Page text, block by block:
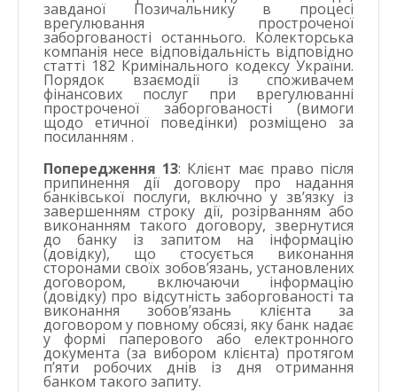
завданої Позичальнику в процесі
врегулювання простроченої
заборгованості останнього. Колекторська
компанія несе відповідальність відповідно
статті 182 Кримінального кодексу України.
Порядок взаємодії із споживачем
фінансових послуг при врегулюванні
простроченої заборгованості (вимоги
щодо етичної поведінки) розміщено за
посиланням .
Попередження 13: Клієнт має право після
припинення дії договору про надання
банківської послуги, включно у зв’язку із
завершенням строку дії, розірванням або
виконанням такого договору, звернутися
до банку із запитом на інформацію
(довідку), що стосується виконання
сторонами своїх зобов’язань, установлених
договором, включаючи інформацію
(довідку) про відсутність заборгованості та
виконання зобов’язань клієнта за
договором у повному обсязі, яку банк надає
у формі паперового або електронного
документа (за вибором клієнта) протягом
п’яти робочих днів із дня отримання
банком такого запиту.